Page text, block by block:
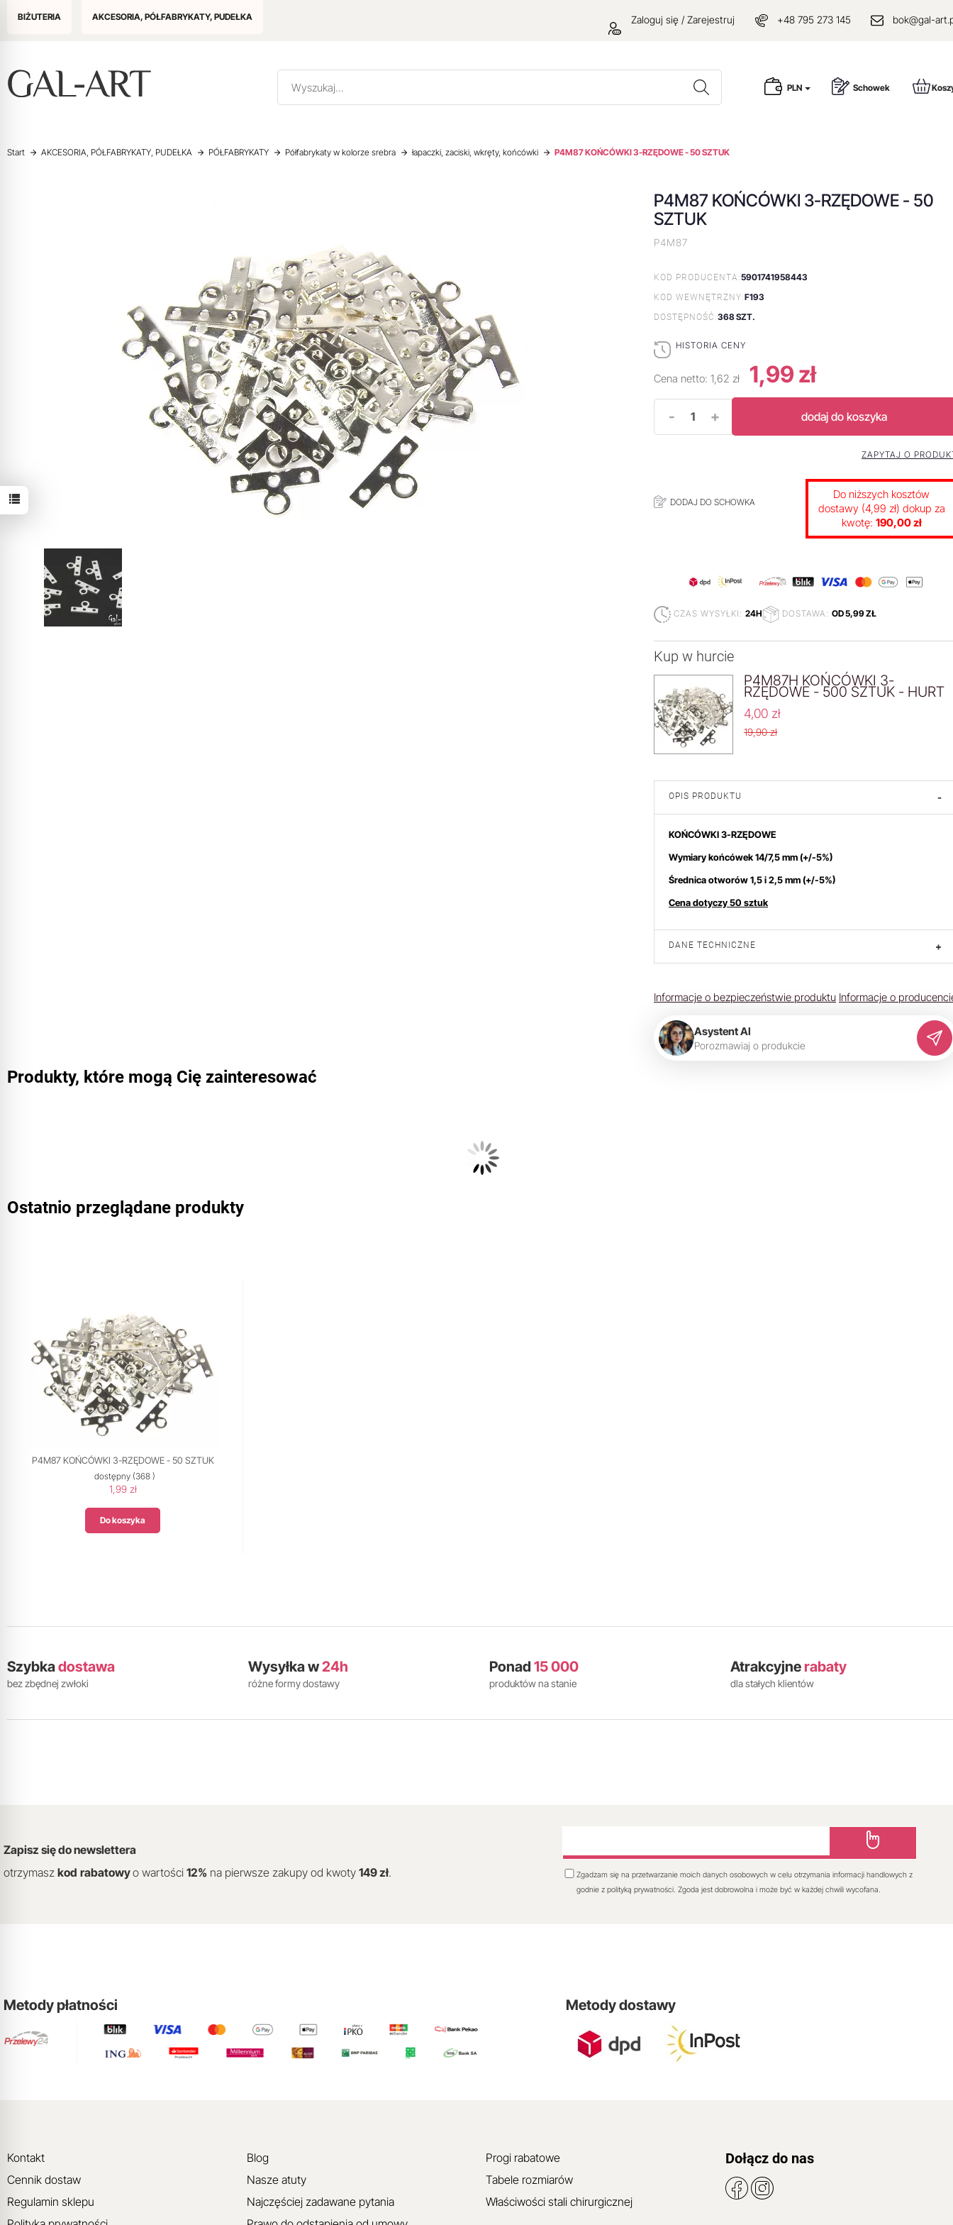
BIŻUTERIA AKCESORIA, PÓŁFABRYKATY, PUDEŁKA Zaloguj się / Zarejestruj +48 795 273 145 bok@gal-
Wyszukaj PLN Schowek
Start AKCESORIA, PÓŁFABRYKATY, PUDEŁKA PÓŁFABRYKATY Półfabrykaty w kolorze srebra łapaczki, zaciski, wkręty, końcówki P4M87 KOŃCÓWKI 3-RZĘDOWE - 50 SZTUK
P4M87 KOŃCÓWKI 3-RZĘDOWE - 50
SZTUK
P4M87
KOD PRODUCENTA:5901741958443
KOD WEWNĘTRZNY:F193
DOSTĘPNOŚĆ:368 SZT.
HISTORIA CENY
Cena netto: 1,62 zł 1,99 zł
- + dodaj do koszyka
DODAJ DO SCHOWKA
ZAPYTAJ O
Do niższych kosztów
dostawy (4,99 zł) dokup za
kwotę: 190,00 zł
CZAS WYSYŁKI: 24H DOSTAWA: OD 5,99 ZŁ
Kup w hurcie
P4M87H KOŃCÓWKI 3-
RZĘDOWE - 500 SZTUK - HURT
4,00 zł
19,90 zł
OPIS PRODUKTU -
KOŃCÓWKI 3-RZĘDOWE
Wymiary końcówek 14/7,5 mm(+/-5%)
Średnica otworów 1,5 i 2,5 mm (+/-5%)
Cena dotyczy 50 sztuk
DANE TECHNICZNE +
Informacje o bezpieczeństwie produktu Informacje o
Asystent AI
Porozmawiaj o produkcie
Produkty, które mogą Cię zainteresować
Ostatnio przeglądane produkty
P4M87 KOŃCÓWKI 3-RZĘDOWE - 50 SZTUK
dostępny(368 )
1,99 zł
Do koszyka
Szybkadostawa
bez zbędnej zwłoki
Wysyłka w24h
różne formy dostawy
Ponad 15 000
produktów na stanie
Atrakcyjne rabaty
dla stałych klientów
Zapisz się do newslettera
otrzymasz kod rabatowyo wartości 12% na pierwsze zakupy od kwoty 149 zł.
Zgadzam się na przetwarzanie moich danych osobowych w celu otrzymania informacji handlowych z
godnie z polityką prywatności. Zgoda jest dobrowolna i może być w każdej chwili wycofana.
Metody płatności Metody dostawy
Kontakt
Cennik dostaw
Regulamin sklepu
Blog
Nasze atuty
Najczęściej zadawane pytania
Progi rabatowe
Tabele rozmiarów
Właściwości stali chirurgicznej
Dołącz do nas